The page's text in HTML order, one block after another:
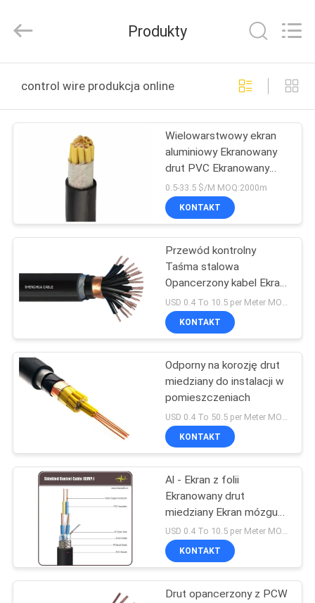
PRODUKTY
VR
NAS
WYCIECZKA
PO
FABRYCE
JAKOŚCI
SKONTAKTUJ
NAMI
Cable
(Group)
All
Produkty
control wire produkcja online
Wielowarstwowy ekran
aluminiowy Ekranowany
drut PVC Ekranowany
drut miedziany,
ekranowany drutem
0.5-33.5 $/M MOQ:2000m
KONTAKT
Przewód kontrolny
Taśma stalowa
Opancerzony kabel Ekran
z miedzianej taśmy
Ochrona środowiska
KONTAKT
Odporny na korozję drut
miedziany do instalacji w
pomieszczeniach
KONTAKT
Al - Ekran z folii
Ekranowany drut
miedziany Ekran mózgu
Ekranowany kabel PVC z
wieloma rdzeniami
USD 0.4 To 10.5 per Meter MOQ:1000m
KONTAKT
Drut opancerzony z PCW